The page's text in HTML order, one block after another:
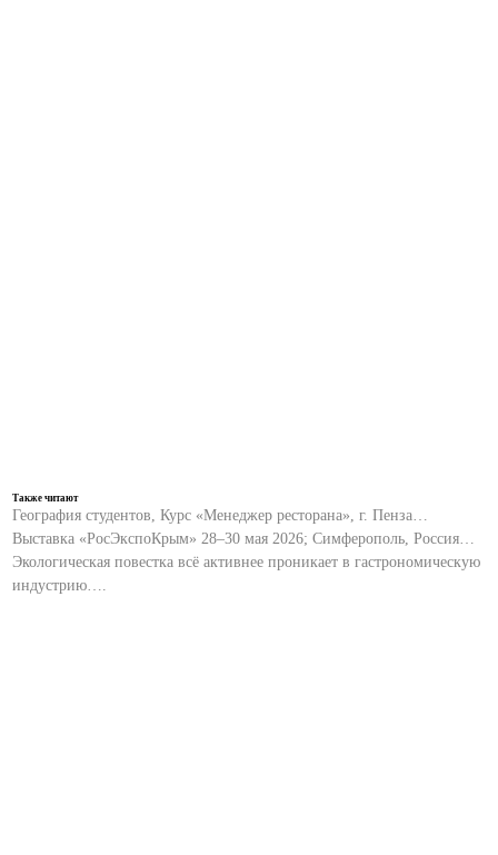
Также читают
География студентов, Курс «Менеджер ресторана», г. Пенза…
Выставка «РосЭкспоКрым» 28–30 мая 2026; Симферополь, Россия…
Экологическая повестка всё активнее проникает в гастрономическую
индустрию….